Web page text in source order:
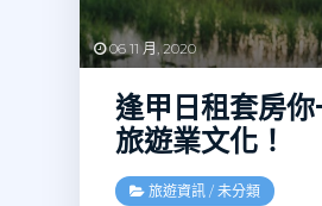
06 11 月, 2020
逢甲日租套房
旅遊業文化！
旅遊資訊 /未分類